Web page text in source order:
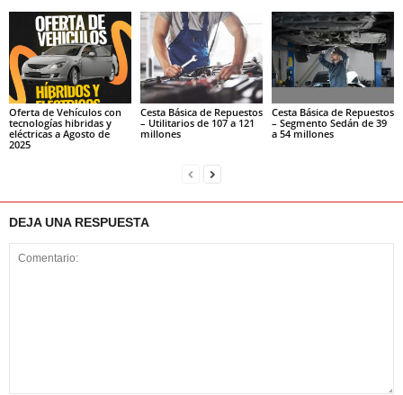
Oferta de Vehículos con
tecnologías hibridas y
eléctricas a Agosto de
2025
Cesta Básica de Repuestos
– Utilitarios de 107 a 121
millones
Cesta Básica de Repuestos
– Segmento Sedán de 39
a 54 millones
DEJA UNA RESPUESTA